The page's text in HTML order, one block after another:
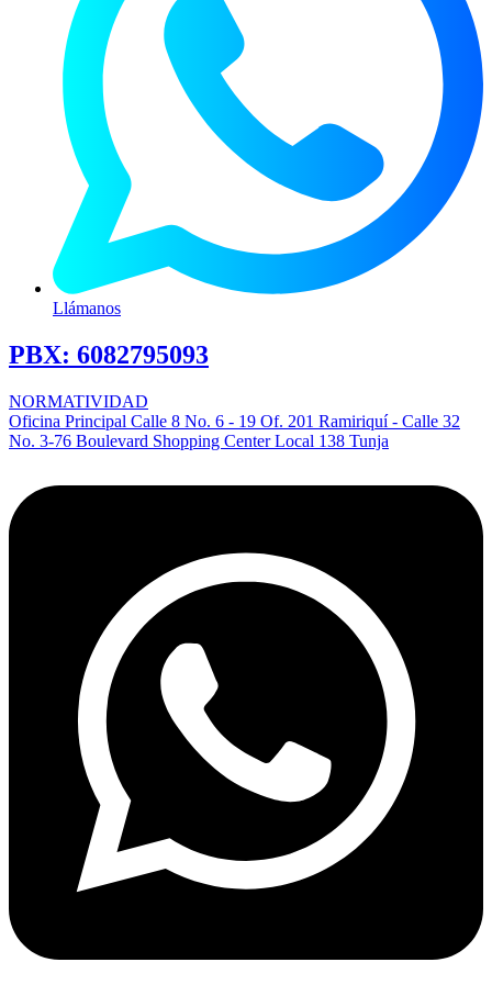
Llámanos
PBX: 6082795093
NORMATIVIDAD
Oficina Principal Calle 8 No. 6 - 19 Of. 201 Ramiriquí - Calle 32
No. 3-76 Boulevard Shopping Center Local 138 Tunja